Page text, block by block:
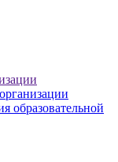
образовательной